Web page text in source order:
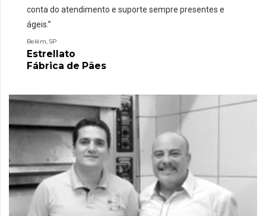
conta do atendimento e suporte sempre presentes e
ágeis.”
Belém, SP
Estrellato
Fábrica de Pães